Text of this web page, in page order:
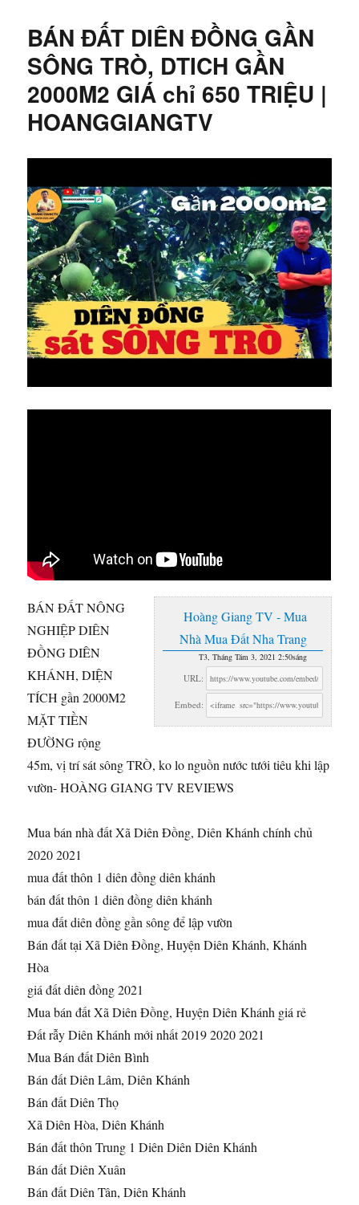
BÁN ĐẤT DIÊN ĐỒNG GẦN
SÔNG TRÒ, DTICH GẦN
2000M2 GIÁ chỉ 650 TRIỆU |
HOANGGIANGTV
Hoàng Giang TV - Mua
Nhà Mua Đất Nha Trang
T3, Tháng Tám 3, 2021 2:50sáng
URL:
Embed:
BÁN ĐẤT NÔNG
NGHIỆP DIÊN
ĐỒNG DIÊN
KHÁNH, DIỆN
TÍCH gần 2000M2
MẶT TIỀN
ĐƯỜNG rộng
45m, vị trí sátsông TRÒ, ko lo nguồn nước tưới tiêu khi lập
vườn- HOÀNG GIANG TV REVIEWS
Mua bán nhà đất Xã Diên Đồng, Diên Khánh chính chủ
2020 2021
mua đất thôn 1 diên đồng diên khánh
bán đất thôn 1 diên đồng diên khánh
mua đất diên đồng gần sông để lập vườn
Bán đất tại Xã Diên Đồng, Huyện Diên Khánh, Khánh
Hòa
giá đất diên đồng 2021
Mua bán đất Xã Diên Đồng, Huyện Diên Khánh giá rẻ
Đất rẫy Diên Khánh mới nhất 2019 2020 2021
Mua Bán đất Diên Bình
Bán đất Diên Lâm, Diên Khánh
Bán đất Diên Thọ
Xã Diên Hòa, Diên Khánh
Bán đất thôn Trung 1 Diên Diên Diên Khánh
Bán đất Diên Xuân
Bán đất Diên Tân, Diên Khánh